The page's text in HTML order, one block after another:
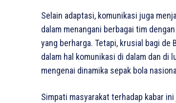
Selain adaptasi, komunikasi juga
dalam menangani berbagai tim
yang berharga. Tetapi, krusial bagi
dalam hal komunikasi di dalam dan di
mengenai dinamika sepak bola
Simpati masyarakat terhadap kabar